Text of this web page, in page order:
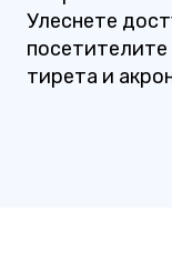
Улеснете
посетителите
тирета и